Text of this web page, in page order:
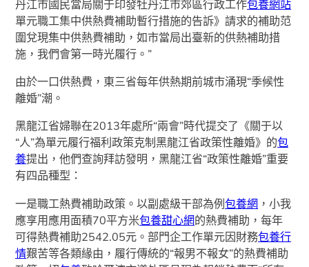
丹江市國民當局關于印發牡丹江市郊區行政工作包養網站
單元職工集中供熱費補助暫行措施的告訴》請求的補助范
圍兌現集中供熱費補助，如市當局出臺新的供熱補助措
施，我們會第一時光履行。”
由於一口供熱費，東三省每年供熱期前城市涌現“季候性
離婚”潮。
黑龍江省婦聯在2013年處所“兩會”時代提交了《關于以
“人”為單元履行福利政策克制黑龍江省政策性離婚》的包
養提出，他們查詢拜訪發明，黑龍江省“政策性離婚”重要
有四品種型：
一是職工熱費補助政策。以副處級干部為例包養網 ，小我
應享用應用面積70平方米包養甜心網的熱費補助，每年
可得熱費補助2542.05元。部門企工作單元因財務包養行
情艱苦等各類緣由，履行傳統的“報男不報女”的熱費補助